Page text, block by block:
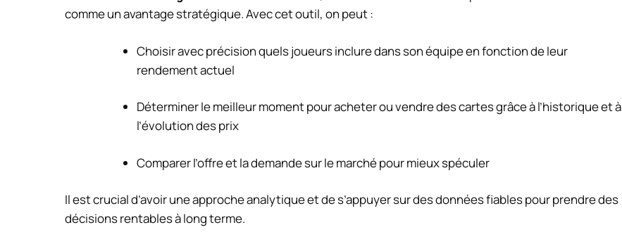
comme un avantage stratégique. Avec cet outil, on peut :
Choisir avec précision quels joueurs inclure dans son équipe en fonction de leur
rendement actuel
Déterminer le meilleur moment pour acheter ou vendre des cartes grâce à l’historique et à
l’évolution des prix
Comparer l’offre et la demande sur le marché pour mieux spéculer
Il est crucial d’avoir une approche analytique et de s’appuyer sur des données fiables pour prendre des
décisions rentables à long terme.